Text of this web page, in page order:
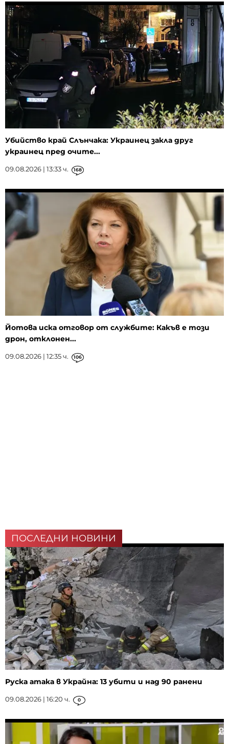
Убийство край Слънчака: Украинец закла друг
украинец пред очите...
09.08.2026 | 13:33 ч. 168
Йотова иска отговор от службите: Какъв е този
дрон, отклонен...
09.08.2026 | 12:35 ч. 106
ПОСЛЕДНИ НОВИНИ
Руска атака в Украйна: 13 убити и над 90 ранени
09.08.2026 | 16:20 ч. 0